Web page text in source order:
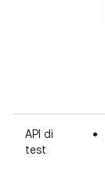
API di
test